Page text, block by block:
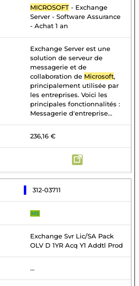
MICROSOFT - Exchange
Server - Software Assurance
- Achat 1 an
Exchange Server est une
solution de serveur de
messagerie et de
collaboration de Microsoft,
principalement utilisée par
les entreprises. Voici les
principales fonctionnalités :
Messagerie d'entreprise...
236,16 €
312-03711
MS
Exchange Svr Lic/SA Pack
OLV D 1YR Acq Y1 Addtl Prod
...